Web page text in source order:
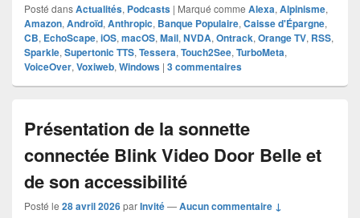
Posté dansActualités, Podcasts | Marqué comme Alexa, Alpinisme,
Amazon, Androïd, Anthropic, Banque Populaire, Caisse d'Épargne,
CB, EchoScape, iOS, macOS, Mail, NVDA, Ontrack, Orange TV, RSS,
Sparkle, Supertonic TTS, Tessera, Touch2See, TurboMeta,
VoiceOver, Voxiweb, Windows | 3commentaires
Présentation de la sonnette
connectée Blink Video Door Belle et
de son accessibilité
Posté le 28 avril 2026parInvité—Aucun commentaire ↓